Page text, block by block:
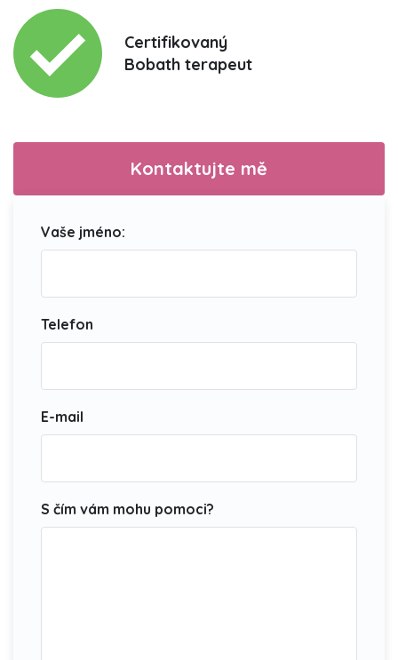
Certifikovaný
Bobath terapeut
Kontaktujte mě
Vaše jméno:
Telefon
E-mail
S čím vám mohu pomoci?